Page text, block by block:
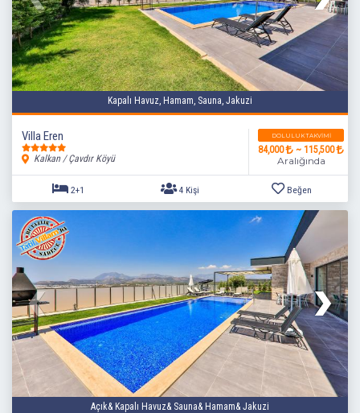
2+1
Kapalı Havuz, Hamam, Sauna, Jakuzi
Villa Eren
Kalkan / Çavdır Köyü
DOLULUK TAKVIMI
84,000 ~ 115,500
Aralığında
Açık& Kapalı Havuz& Sauna& Hamam& Jakuzi